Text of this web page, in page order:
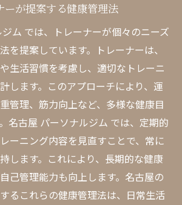
ーが提案する健康管理法
ム では、トレーナーが個々のニーズ
を提案しています。トレーナーは、
生活習慣を考慮し、適切なトレーニ
します。このアプローチにより、運
管理、筋力向上など、多様な健康目
名古屋 パーソナルジム では、定期的
ーニング内容を見直すことで、常に
します。これにより、長期的な健康
己管理能力も向上します。名古屋の
るこれらの健康管理法は、日常生活